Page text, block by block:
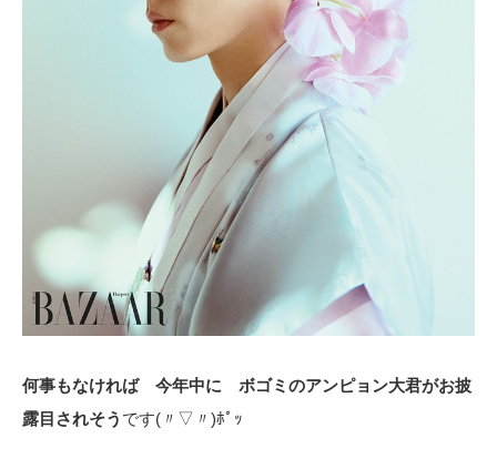
何事もなければ 今年中に ボゴミのアンピョン大君がお披
露目されそう です(〃▽〃)ﾎﾟｯ